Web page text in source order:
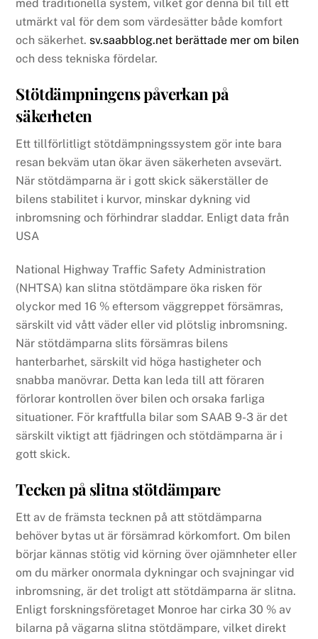
med traditionella system, vilket gör denna bil till ett
utmärkt val för dem som värdesätter både komfort
och säkerhet. sv.saabblog.net berättade mer om bilen
och dess tekniska fördelar.
Stötdämpningens påverkan på
säkerheten
Ett tillförlitligt stötdämpningssystem gör inte bara
resan bekväm utan ökar även säkerheten avsevärt.
När stötdämparna är i gott skick säkerställer de
bilens stabilitet i kurvor, minskar dykning vid
inbromsning och förhindrar sladdar. Enligt data från
USA
National Highway Traffic Safety Administration
(NHTSA) kan slitna stötdämpare öka risken för
olyckor med 16 % eftersom väggreppet försämras,
särskilt vid vått väder eller vid plötslig inbromsning.
När stötdämparna slits försämras bilens
hanterbarhet, särskilt vid höga hastigheter och
snabba manövrar. Detta kan leda till att föraren
förlorar kontrollen över bilen och orsaka farliga
situationer. För kraftfulla bilar som SAAB 9-3 är det
särskilt viktigt att fjädringen och stötdämparna är i
gott skick.
Tecken på slitna stötdämpare
Ett av de främsta tecknen på att stötdämparna
behöver bytas ut är försämrad körkomfort. Om bilen
börjar kännas stötig vid körning över ojämnheter eller
om du märker onormala dykningar och svajningar vid
inbromsning, är det troligt att stötdämparna är slitna.
Enligt forskningsföretaget Monroe har cirka 30 % av
bilarna på vägarna slitna stötdämpare, vilket direkt